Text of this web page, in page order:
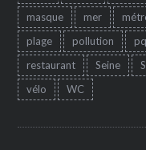
masque
mer
plage
pollution pq
restaurant
Seine
vélo
WC